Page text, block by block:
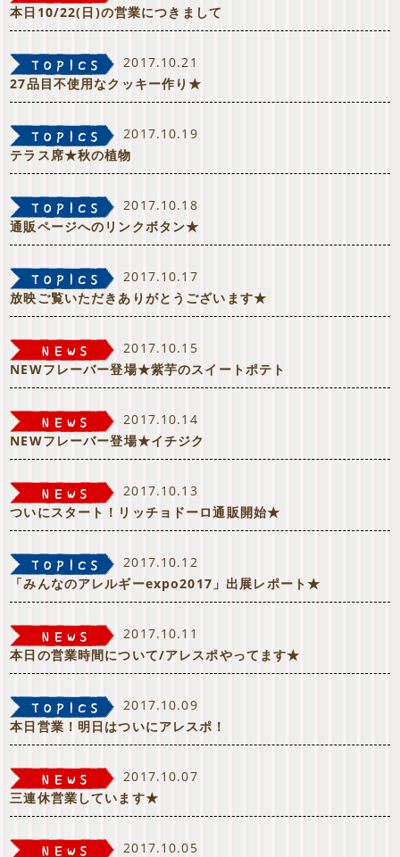
本日10/22(日)の営業につきまして
2017.10.21
27品目不使用なクッキー作り★
2017.10.19
テラス席★秋の植物
2017.10.18
通販ページへのリンクボタン★
2017.10.17
放映ご覧いただきありがとうございます★
2017.10.15
NEWフレーバー登場★紫芋のスイートポテト
2017.10.14
NEWフレーバー登場★イチジク
2017.10.13
ついにスタート！リッチョドーロ通販開始★
2017.10.12
「みんなのアレルギーexpo2017」出展レポート★
2017.10.11
本日の営業時間について/アレスポやってます★
2017.10.09
本日営業！明日はついにアレスポ！
2017.10.07
三連休営業しています★
2017.10.05